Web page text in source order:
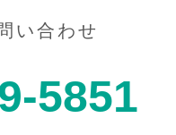
い合わせ
5851